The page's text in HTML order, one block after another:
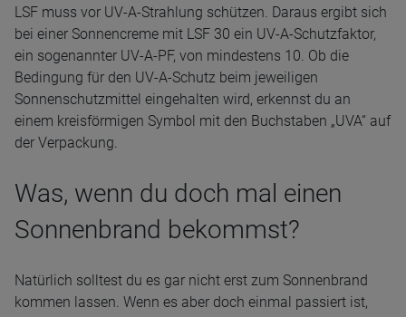
LSF muss vor UV-A-Strahlung schützen. Daraus ergibt sich
bei einer Sonnencreme mit LSF 30 ein UV-A-Schutzfaktor,
ein sogenannter UV-A-PF, von mindestens 10. Ob die
Bedingung für den UV-A-Schutz beim jeweiligen
Sonnenschutzmittel eingehalten wird, erkennst du an
einem kreisförmigen Symbol mit den Buchstaben „UVA“ auf
der Verpackung.
Was, wenn du doch mal einen
Sonnenbrand bekommst?
Natürlich solltest du es gar nicht erst zum Sonnenbrand
kommen lassen. Wenn es aber doch einmal passiert ist,